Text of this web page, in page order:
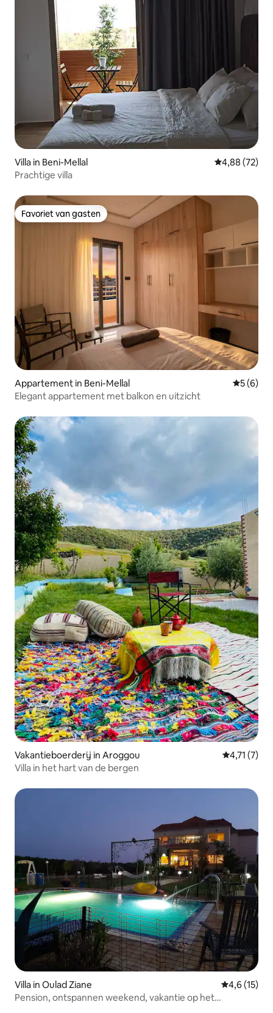
Villa in Beni-Mellal Gemiddelde
4,88 (72)
Prachtige villa
Favoriet van gasten
Favoriet van gasten
Appartement in Beni-Mellal
5 (6)
Elegant appartement met balkon en uitzicht
Vakantieboerderij in Aroggou
4,71 (7)
Villa in het hart van de bergen
Villa in Oulad Ziane
4,6 (15)
Pension, ontspannen weekend, vakantie op het